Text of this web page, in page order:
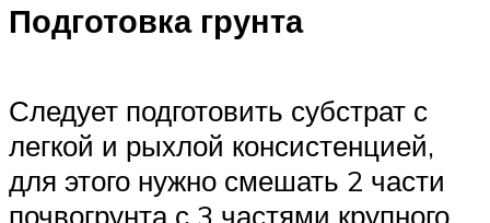
Подготовка грунта
Следует подготовить субстрат с
легкой и рыхлой консистенцией,
для этого нужно смешать 2 части
почвогрунта с 3 частями крупного